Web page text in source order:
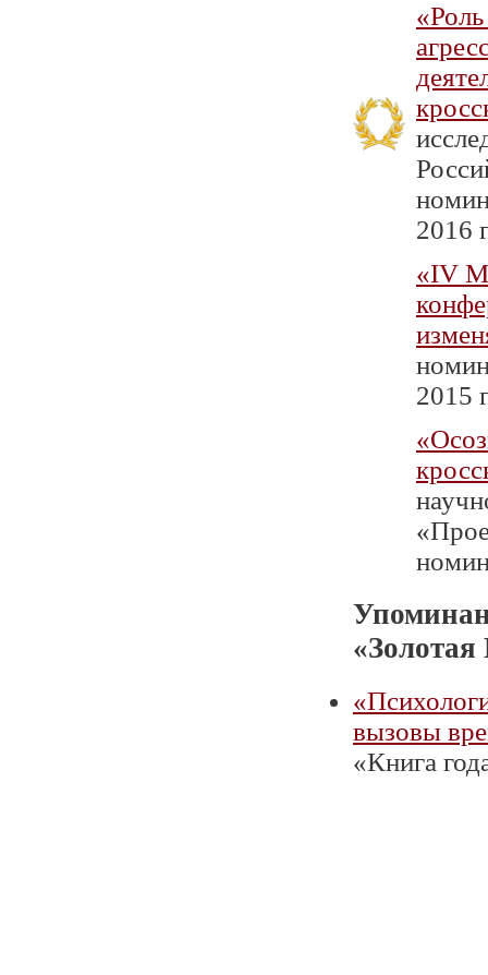
2016
«IV
2015
«Золотая
вызовы
«Книга